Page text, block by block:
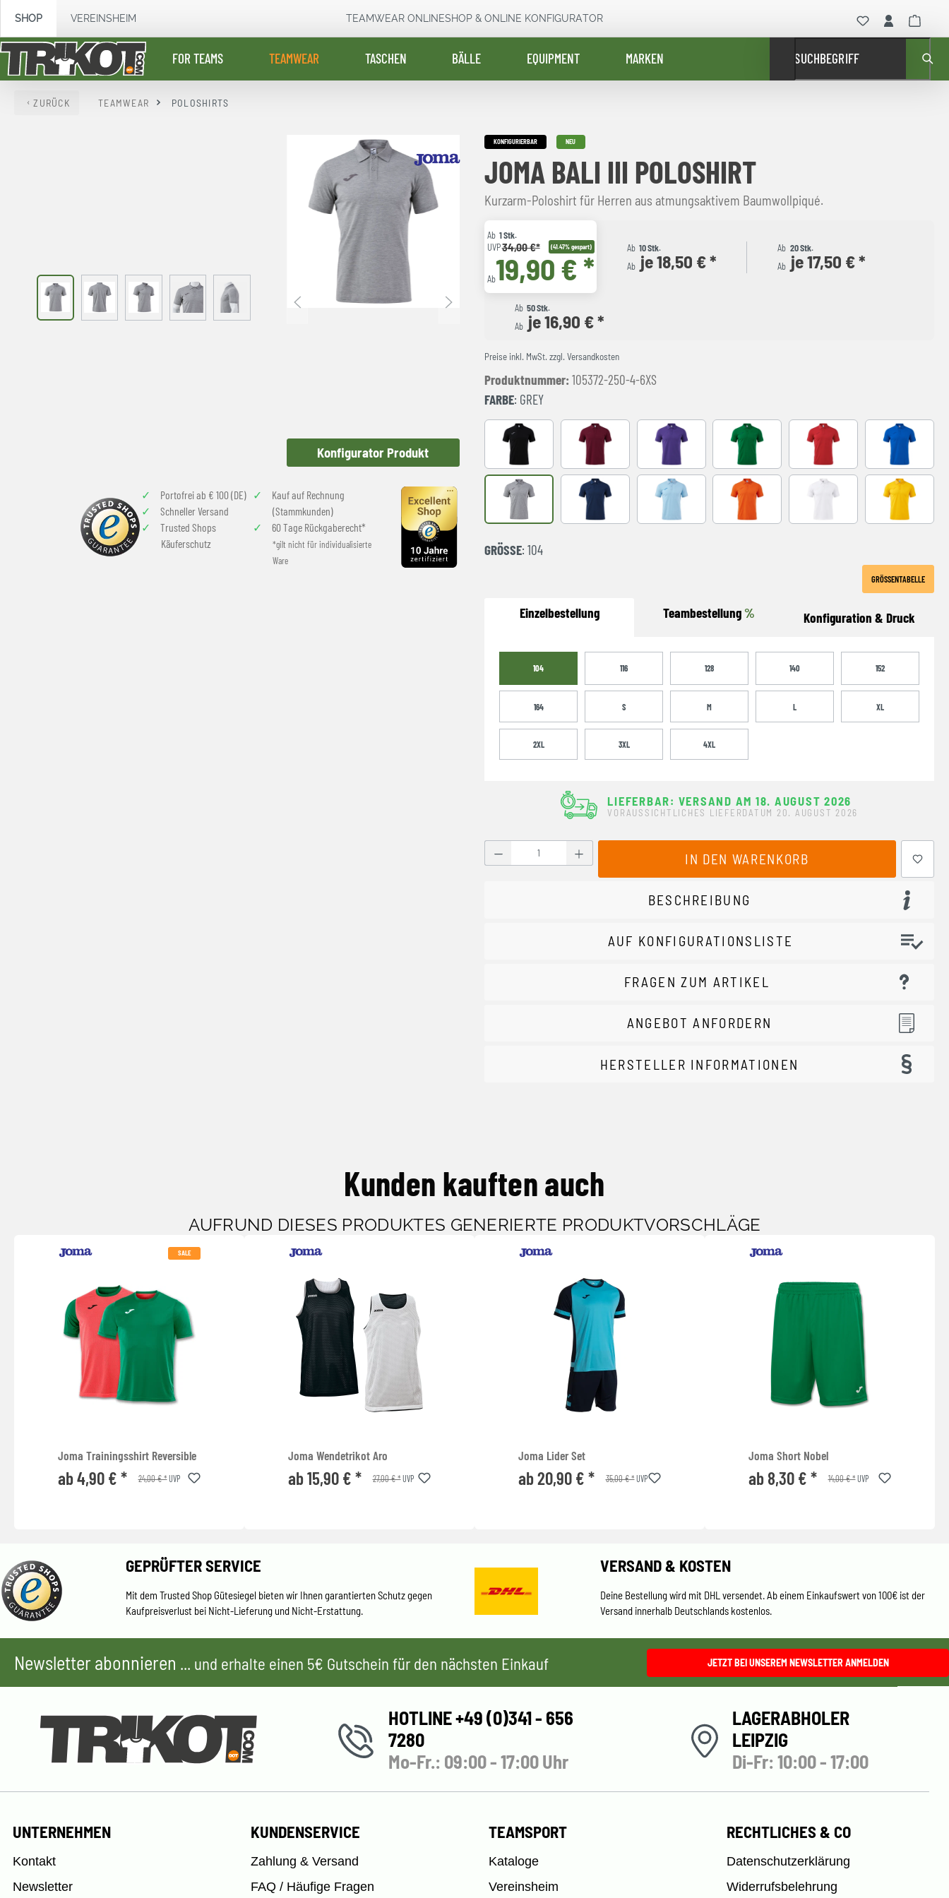
Zur Hauptnavigation springen
SHOP VEREINSHEIM TEAMWEAR ONLINESHOP & ONLINE KONFIGURATOR
FOR TEAMS TEAMWEAR TASCHEN BÄLLE EQUIPMENT MARKEN SUCHBEGRIFF
ZURÜCK TEAMWEAR POLOSHIRTS
Konfigurator Produkt
Portofrei ab € 100 (DE)
Schneller Versand
Trusted Shops
Käuferschutz
Kauf auf Rechnung
(Stammkunden)
60 Tage Rückgaberecht*
*gilt nicht für individualisierte
Ware
KONFIGURIERBAR NEU
JOMA BALI III POLOSHIRT
Kurzarm-Poloshirt für Herren aus atmungsaktivem Baumwollpiqué.
Ab 1 Stk.
UVP34,00 €* (41.47% gespart)
Ab19,90 € *
Ab 10 Stk.
Ab je 18,50 € *
Ab 20 Stk.
Ab je 17,50 € *
Ab 50 Stk.
Ab je 16,90 € *
Preise inkl. MwSt. zzgl. Versandkosten
Produktnummer: 105372-250-4-6XS
FARBE: GREY
BLACK BURGUNDY VIOLET
NAVY orange YELLOW
GRÖSSE : 104
GRÖSSENTABELLE
Einzelbestellung Teambestellung % Konfiguration & Druck
104 116 128 140 152
164 S M L XL
2XL 3XL 4XL
LIEFERBAR: VERSAND AM 18. AUGUST 2026
VORAUSSICHTLICHES LIEFERDATUM 20. AUGUST 2026
Produkt Anzahl: Gib den gewünschten Wert ein oder benutze die Schaltflächen
IN DEN WARENKORB
BESCHREIBUNG
AUF KONFIGURATIONSLISTE
FRAGEN ZUM ARTIKEL
ANGEBOT ANFORDERN
HERSTELLER INFORMATIONEN
Kunden kauften auch
AUFRUND DIESES PRODUKTES GENERIERTE PRODUKTVORSCHLÄGE
SALE
Joma Trainingsshirt Reversible
ab 4,90 € * 24,00 € *UVP
Joma Wendetrikot Aro
ab 15,90 € * 27,00 € *UVP
Joma Lider Set
ab 20,90 € * 35,00 € *UVP
Joma Short Nobel
ab 8,30 € * 14,00 € *UVP
GEPRÜFTER SERVICE
Mit dem Trusted Shop Gütesiegel bieten wir Ihnen garantierten Schutz gegen
Kaufpreisverlust bei Nicht-Lieferung und Nicht-Erstattung.
VERSAND & KOSTEN
Deine Bestellung wird mit DHL versendet. Ab einem Einkaufswert von 100€ ist der
Versand innerhalb Deutschlands kostenlos.
Newsletter abonnieren ... und erhalte einen 5€ Gutschein für den nächsten Einkauf JETZT BEI UNSEREM NEWSLETTER ANMELDEN
HOTLINE +49 (0)341 - 656
7280
Mo-Fr.: 09:00 - 17:00 Uhr
LAGERABHOLER
LEIPZIG
Di-Fr: 10:00 - 17:00
UNTERNEHMEN
Kontakt
Newsletter
KUNDENSERVICE
Zahlung & Versand
FAQ / Häufige Fragen
TEAMSPORT
Kataloge
Vereinsheim
RECHTLICHES & CO
Datenschutzerklärung
Widerrufsbelehrung